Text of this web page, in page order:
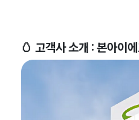
🥚 고객사 소개 : 본아이